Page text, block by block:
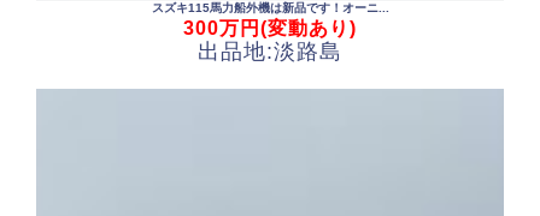
スズキ115馬力船外機は新品です！オーニ...
300万円(変動あり)
出品地:淡路島